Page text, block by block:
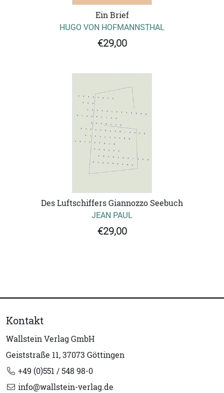
Ein Brief
HUGO VON HOFMANNSTHAL
€29,00
Des Luftschiffers Giannozzo Seebuch
JEAN PAUL
€29,00
Kontakt
Wallstein Verlag GmbH
Geiststraße 11, 37073 Göttingen
+49 (0)551 / 548 98-0
info@wallstein-verlag.de